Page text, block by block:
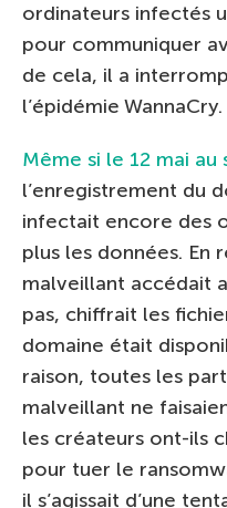
ordinateurs infectés
pour communiquer
de cela, il a
l’épidémie WannaCry.
Même si le 12 mai au
l’enregistrement du
infectait encore des
plus les données. En
malveillant accédait
pas, chiffrait les
domaine était
raison, toutes les
malveillant ne
les créateurs ont-ils
pour tuer le
il s’agissait d’une